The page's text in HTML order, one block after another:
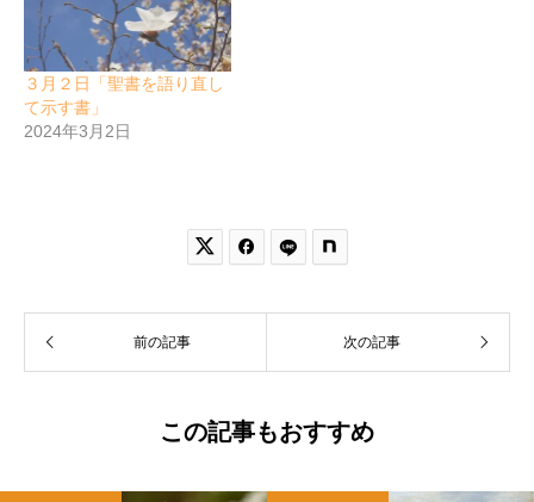
３月２日「聖書を語り直し
て示す書」
2024年3月2日
 
前の記事 次の記事
この記事もおすすめ